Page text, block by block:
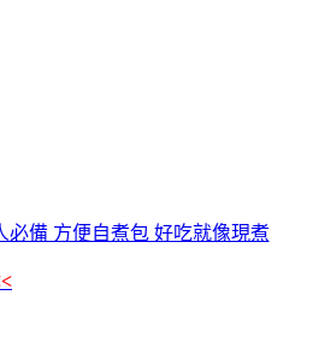
必備 方便自煮包 好吃就像現煮